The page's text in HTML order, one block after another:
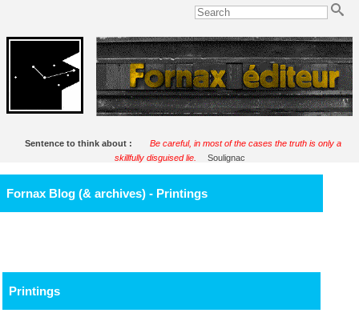
Sentence to think about :
Be careful, in most of the cases the truth is only a
skillfully disguised lie.
Soulignac
Fornax Blog (& archives) - Printings
Printings